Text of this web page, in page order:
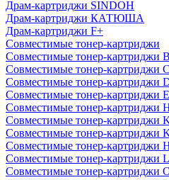
Драм-картриджи SINDOH
Драм-картриджи КАТЮША
Драм-картриджи F+
Совместимые тонер-картриджи
Совместимые тонер-картриджи
Совместимые тонер-картриджи
Совместимые тонер-картриджи
Совместимые тонер-картриджи
Совместимые тонер-картриджи
Совместимые тонер-картриджи
Совместимые тонер-картриджи
Совместимые тонер-картриджи
Совместимые тонер-картриджи
Совместимые тонер-картриджи